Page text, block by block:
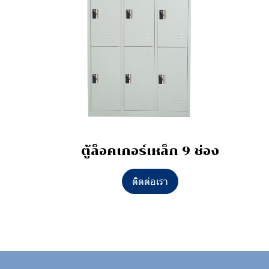
ตู้ล็อคเกอร์เหล็ก 9 ช่อง
ติดต่อเรา